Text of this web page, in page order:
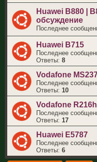
Huawei B880 |
обсуждение
Последнее
Huawei B715
Последнее
Ответы: 8
Vodafone
Последнее
Ответы: 10
Vodafone
Последнее
Ответы: 17
Huawei E5787
Последнее
Ответы: 6